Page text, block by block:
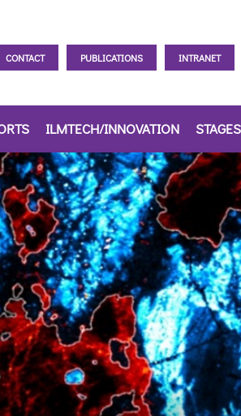
CONTACT PUBLICATIONS INTRANET
ILMTECH/INNOVATION